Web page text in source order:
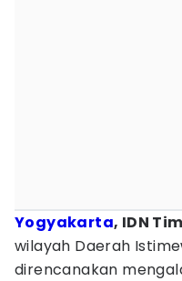
Yogyakarta, IDN
wilayah Daerah
direncanakan